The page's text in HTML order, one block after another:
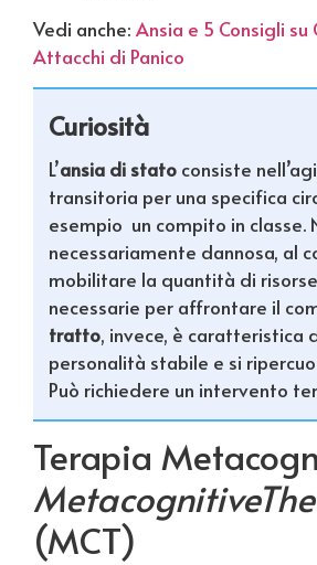
Vedi anche: Ansia e 5 Consigli
Attacchi di Panico
Curiosità
L’ansia di stato consiste
transitoria per una specifica
esempio un compito in classe.
necessariamente dannosa, al
mobilitare la quantità di
necessarie per affrontare il
tratto, invece, è caratteristica
personalità stabile e si
Può richiedere un intervento
Terapia
(MCT)